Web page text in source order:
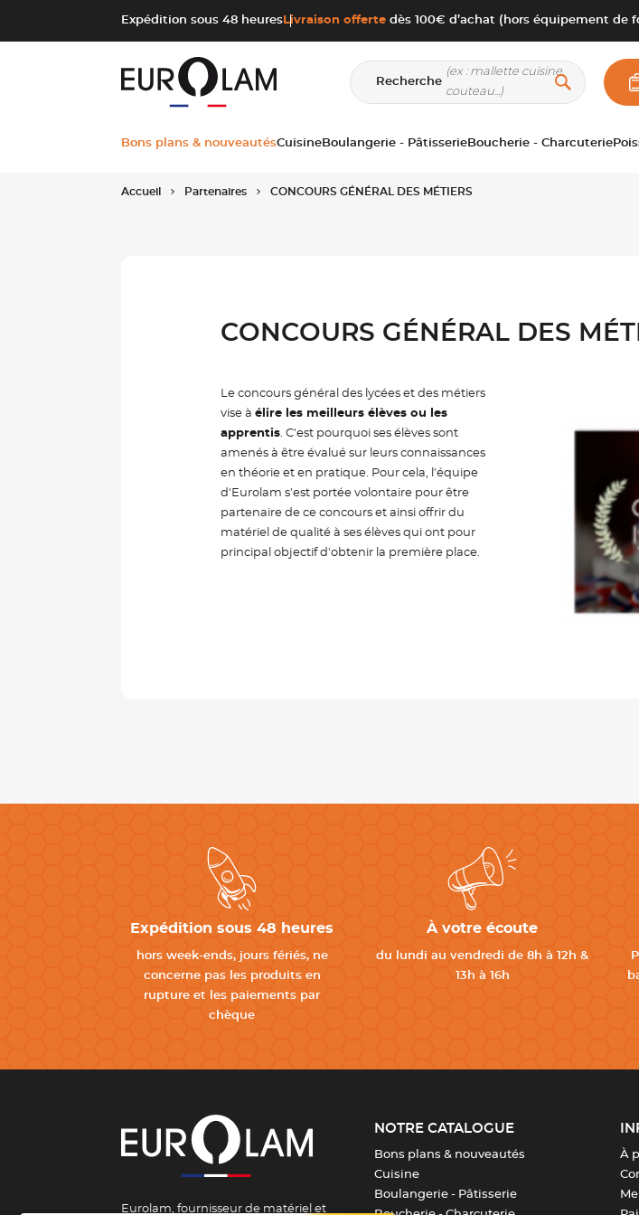
Expédition sous 48 heures Livraison offerte dès 100€ d’achat (hors équipement de
Recherche
Bons plans & nouveautésCuisine Boulangerie - Pâtisserie Boucherie - Charcuterie
Accueil Partenaires CONCOURS GÉNÉRAL DES MÉTIERS
CONCOURS GÉNÉRAL DES
Le concours général des lycées et des métiers
vise à élire les meilleurs élèves ou les
apprentis. C'est pourquoi ses élèves sont
amenés à être évalué sur leurs connaissances
en théorie et en pratique. Pour cela, l'équipe
d'Eurolam s'est portée volontaire pour être
partenaire de ce concours et ainsi offrir du
matériel de qualité à ses élèves qui ont pour
principal objectif d'obtenir la première place.
Expédition sous 48 heures
hors week-ends, jours fériés, ne
concerne pas les produits en
rupture et les paiements par
chèque
À votre écoute
du lundi au vendredi de 8h à 12h &
13h à 16h
Eurolam, fournisseur de matériel et
NOTRE CATALOGUE
Bons plans & nouveautés
Cuisine
Boulangerie - Pâtisserie
À
Valider